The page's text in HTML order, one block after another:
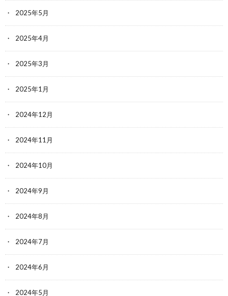
2025年5月
2025年4月
2025年3月
2025年1月
2024年12月
2024年11月
2024年10月
2024年9月
2024年8月
2024年7月
2024年6月
2024年5月